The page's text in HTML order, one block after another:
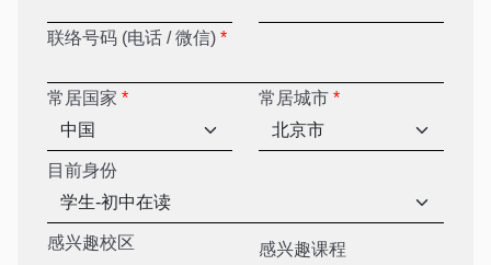
联络号码 (电话 / 微信) *
常居国家 * 常居城市 *
目前身份
感兴趣校区 感兴趣课程